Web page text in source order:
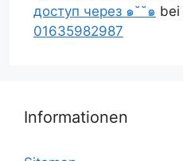
доступ через ๑˘˘๑ bei
01635982987
Informationen